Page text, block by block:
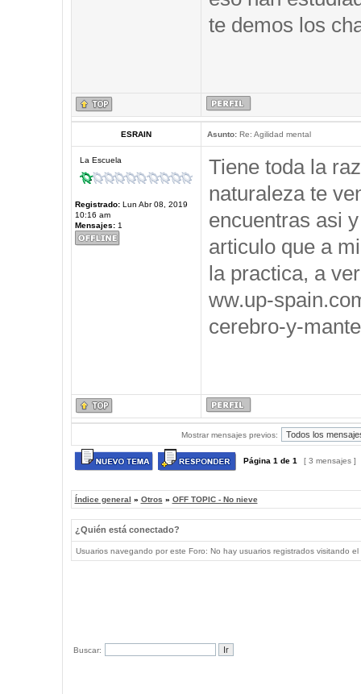
te demos los
ESRAIN Asunto:Re: Agilidad mental
La Escuela
Registrado:Lun Abr 08, 2019
10:16 am
Mensajes:1
Tiene toda la
naturaleza te
encuentras asi
articulo que a
la practica, a
ww.up-
cerebro-y-
Mostrar mensajes previos:
Página 1 de 1 [ 3 mensajes ]
Índice general » Otros » OFF TOPIC - No nieve
¿Quién está conectado?
Usuarios navegando por este Foro: No hay usuarios registrados visitando el
Buscar: